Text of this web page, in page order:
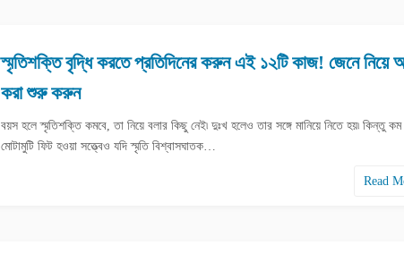
স্মৃতিশক্তি বৃদ্ধি করতে প্রতিদিনের করুন এই ১২টি কাজ! জেনে
করা শুরু করুন
বয়স হলে স্মৃতিশক্তি কমবে, তা নিয়ে বলার কিছু নেই৷ দুঃখ হলেও তার সঙ্গে মানিয়ে নিতে হয়৷ কিন্তু
মোটামুটি ফিট হওয়া সত্ত্বেও যদি স্মৃতি বিশ্বাসঘাতক…
Read